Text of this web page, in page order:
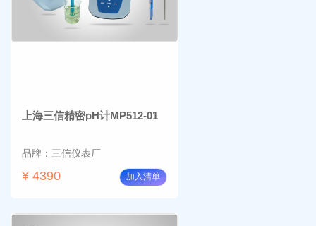
上海三信精密pH计MP512-01
品牌：三信仪表厂
¥ 4390 加入清单